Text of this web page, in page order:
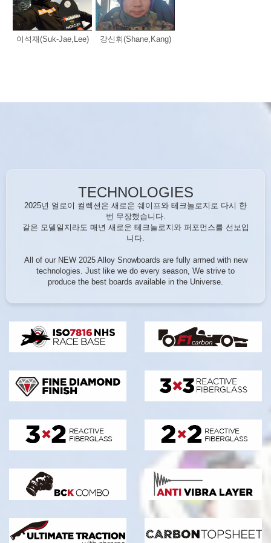
이석재(Suk-Jae,Lee) 강신휘(Shane,Kang)
TECHNOLOGIES
2025년 얼로이 컬렉션은 새로운 쉐이프와 테크놀로지로 다시 한
번 무장했습니다.
같은 모델일지라도 매년 새로운 테크놀로지와 퍼포먼스를 선보입
니다.
All of our NEW 2025 Alloy Snowboards are fully armed with new
technologies. Just like we do every season, We strive to
produce the best boards available in the Universe.